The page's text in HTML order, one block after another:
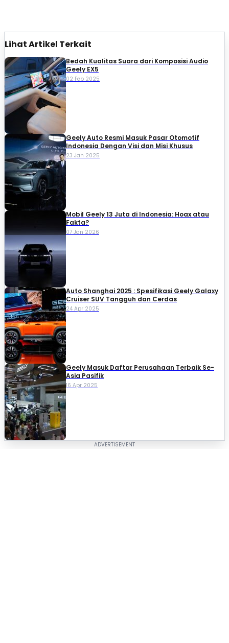
Lihat Artikel Terkait
Bedah Kualitas Suara dari Komposisi Audio
Geely EX5
02 Feb 2025
Geely Auto Resmi Masuk Pasar Otomotif
Indonesia Dengan Visi dan Misi Khusus
23 Jan 2025
Mobil Geely 13 Juta di Indonesia: Hoax atau
Fakta?
07 Jan 2026
Auto Shanghai 2025 : Spesifikasi Geely Galaxy
Cruiser SUV Tangguh dan Cerdas
24 Apr 2025
Geely Masuk Daftar Perusahaan Terbaik Se-
Asia Pasifik
16 Apr 2025